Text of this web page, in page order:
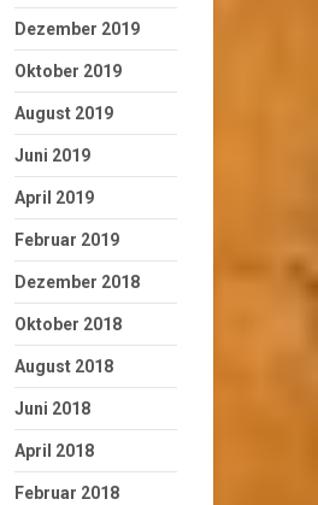
Dezember 2019
Oktober 2019
August 2019
Juni 2019
April 2019
Februar 2019
Dezember 2018
Oktober 2018
August 2018
Juni 2018
April 2018
Februar 2018